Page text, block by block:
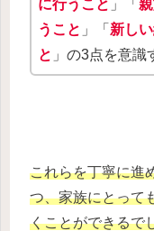
に行うこと 」「
うこと 」「 新し
と 」の3点を意識
これらを丁寧に進
つ、家族にとって
くことができるで